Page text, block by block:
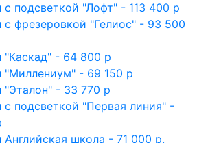
с подсветкой "Лофт" - 113 400 р
с фрезеровкой "Гелиос" - 93 500
"Каскад" - 64 800 р
"Миллениум" - 69 150 р
"Эталон" - 33 770 р
с подсветкой "Первая линия" -
Английская школа - 71 000 р.